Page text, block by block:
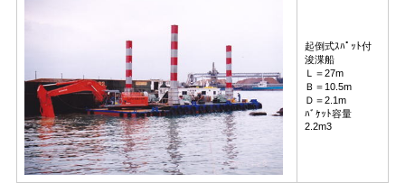
起倒式ｽﾊﾟｯﾄ付
浚渫船
Ｌ＝27m
Ｂ＝10.5m
Ｄ＝2.1m
ﾊﾞｹｯﾄ容量
2.2m3